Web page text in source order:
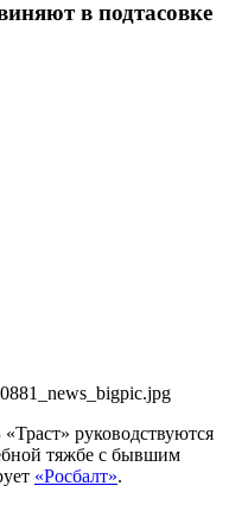
в подтасовке
руководствуются
тяжбе с бывшим
«Росбалт».